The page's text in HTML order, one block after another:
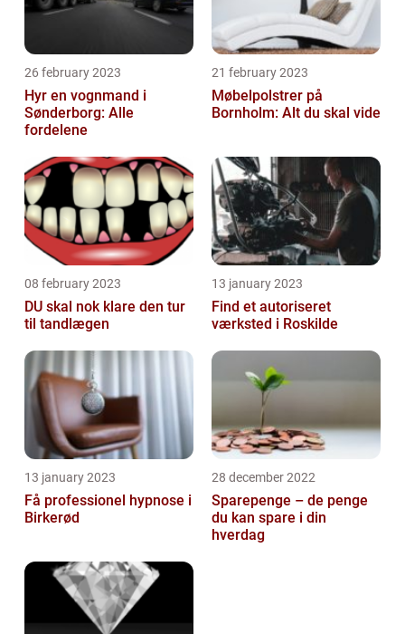
26 february 2023
Hyr en vognmand i
Sønderborg: Alle
fordelene
21 february 2023
Møbelpolstrer på
Bornholm: Alt du skal vide
08 february 2023
DU skal nok klare den tur
til tandlægen
13 january 2023
Find et autoriseret
værksted i Roskilde
13 january 2023
Få professionel hypnose i
Birkerød
28 december 2022
Sparepenge – de penge
du kan spare i din
hverdag